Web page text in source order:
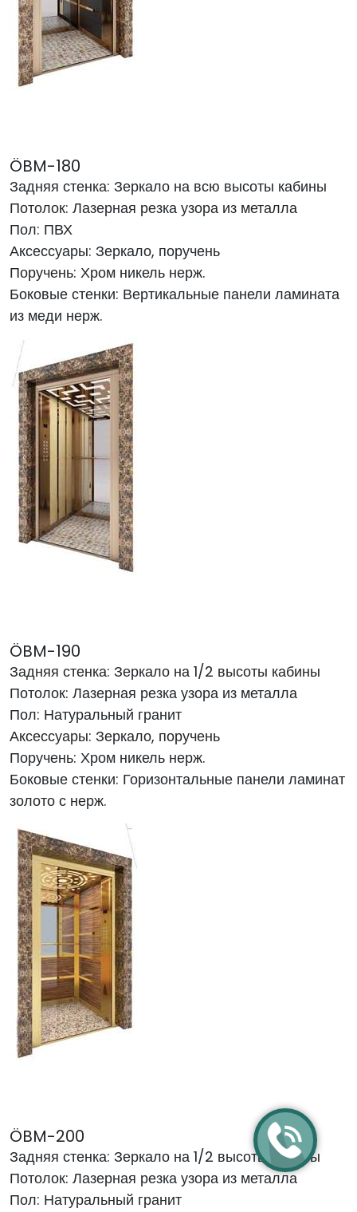
ÖBM-180
Задняя стенка: Зеркало на всю высоты кабины
Потолок: Лазерная резка узора из металла
Пол: ПВХ
Аксессуары: Зеркало, поручень
Поручень: Хром никель нерж.
Боковые стенки: Вертикальные панели ламината
из меди нерж.
ÖBM-190
Задняя стенка: Зеркало на 1/2 высоты кабины
Потолок: Лазерная резка узора из металла
Пол: Натуральный гранит
Аксессуары: Зеркало, поручень
Поручень: Хром никель нерж.
Боковые стенки: Горизонтальные панели ламинат
золото с нерж.
ÖBM-200
Задняя стенка: Зеркало на 1/2 высоты кабины
Потолок: Лазерная резка узора из металла
Пол: Натуральный гранит